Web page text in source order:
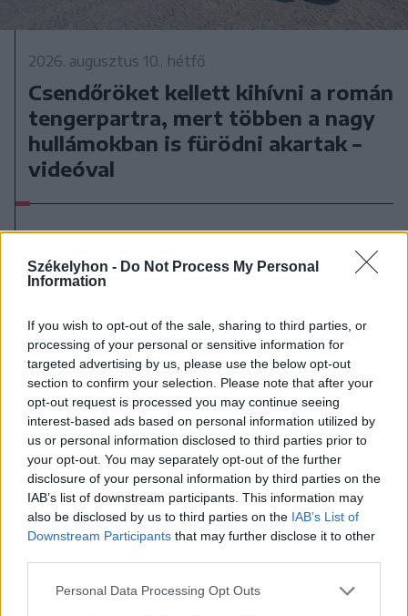
Székelyhon - Do Not Process My Personal
Information
If you wish to opt-out of the sale, sharing to third parties, or
processing of your personal or sensitive information for
targeted advertising by us, please use the below opt-out
section to confirm your selection. Please note that after your
opt-out request is processed you may continue seeing
interest-based ads based on personal information utilized by
us or personal information disclosed to third parties prior to
your opt-out. You may separately opt-out of the further
disclosure of your personal information by third parties on the
IAB’s list of downstream participants. This information may
also be disclosed by us to third parties on the IAB’s List of
Downstream Participants that may further disclose it to other
Personal Data Processing Opt Outs
2026. augusztus 10., hétfő
Csendőröket kellett kihívni a román
tengerpartra, mert többen a nagy
hullámokban is fürödni akartak –
videóval
2026. augusztus 10., hétfő
Összefogtak a szakszervezetek a
bértörvénytervezet módosításáért